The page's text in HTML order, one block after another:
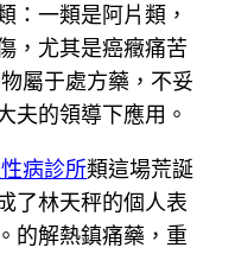
：一類是阿片類，
，尤其是癌癥痛苦
屬于處方藥，不妥
夫的領導下應用。
病診所類這場荒誕
了林天秤的個人表
的解熱鎮痛藥，重